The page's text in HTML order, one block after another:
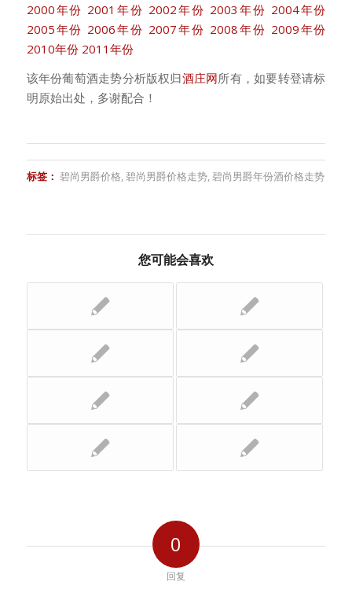
2000年份 2001年份 2002年份 2003年份 2004年份
2005年份 2006年份 2007年份 2008年份 2009年份
2010年份 2011年份
该年份葡萄酒走势分析版权归酒庄网所有，如要转登请标
明原始出处，多谢配合！
标签： 碧尚男爵价格, 碧尚男爵价格走势, 碧尚男爵年份酒价格走势
您可能会喜欢
0
回复